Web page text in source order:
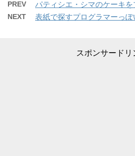
PREV パティシエ・シマのケーキを
NEXT 表紙で探すプログラマーっぽ
スポンサードリ